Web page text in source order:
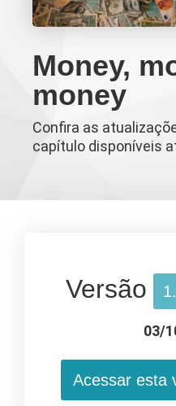
Money,
money
Confira as
capítulo disponíveis
Versão
03/
Acessar esta